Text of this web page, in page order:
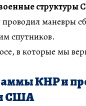
маневры
спутников.
в которые мы
КНР и
США